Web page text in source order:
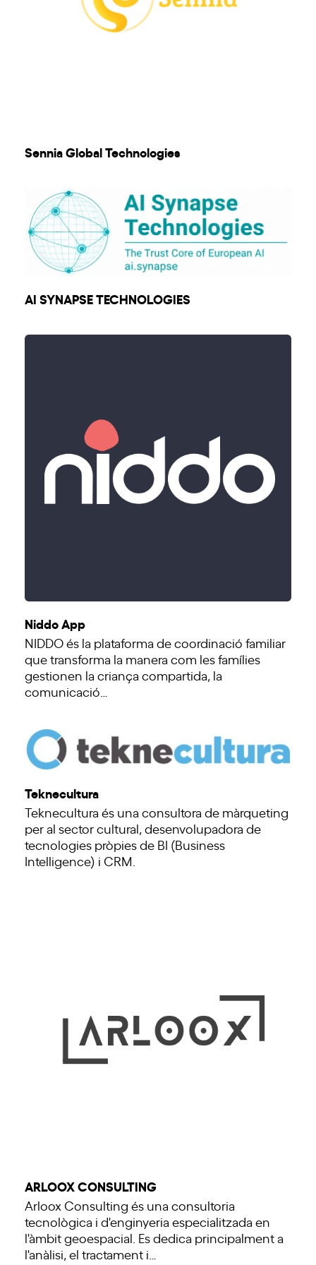
Sennia Global Technologies
AI SYNAPSE TECHNOLOGIES
Niddo App
NIDDO és la plataforma de coordinació familiar
que transforma la manera com les famílies
gestionen la criança compartida, la
comunicació…
Teknecultura
Teknecultura és una consultora de màrqueting
per al sector cultural, desenvolupadora de
tecnologies pròpies de BI (Business
Intelligence) i CRM.
ARLOOX CONSULTING
Arloox Consulting és una consultoria
tecnològica i d'enginyeria especialitzada en
l'àmbit geoespacial. Es dedica principalment a
l'anàlisi, el tractament i…